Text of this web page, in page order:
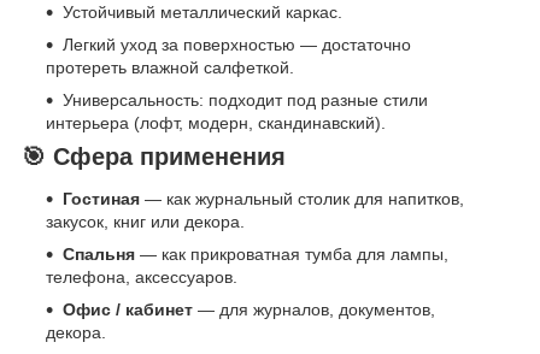
Устойчивый металлический каркас.
Легкий уход за поверхностью — достаточно
протереть влажной салфеткой.
Универсальность: подходит под разные стили
интерьера (лофт, модерн, скандинавский).
🎯 Сфера применения
Гостиная — как журнальный столик для напитков,
закусок, книг или декора.
Спальня — как прикроватная тумба для лампы,
телефона, аксессуаров.
Офис / кабинет — для журналов, документов,
декора.